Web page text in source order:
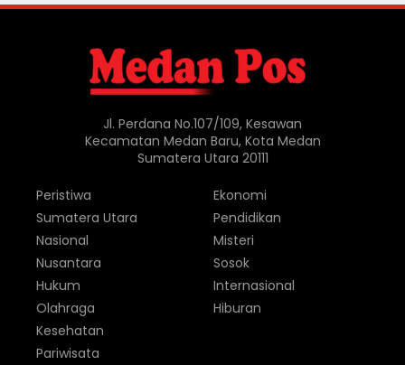
Jl. Perdana No.107/109, Kesawan
Kecamatan Medan Baru, Kota Medan
Sumatera Utara 20111
Peristiwa
Sumatera Utara
Nasional
Nusantara
Hukum
Olahraga
Ekonomi
Pendidikan
Misteri
Sosok
Internasional
Hiburan
Kesehatan
Pariwisata